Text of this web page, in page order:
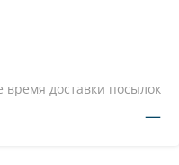
время доставки посылок
—